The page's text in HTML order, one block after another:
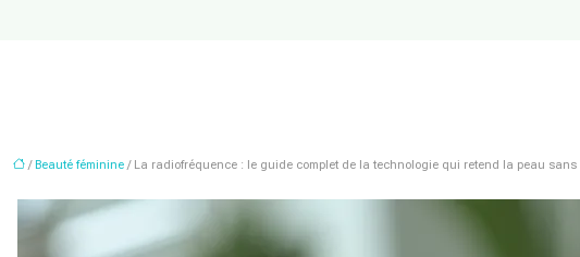
/ Beauté féminine / La radiofréquence : le guide complet de la technologie qui retend la peau